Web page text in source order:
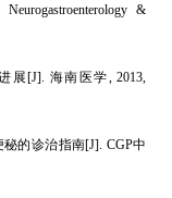
&
[J]. 海南医学, 2013,
的诊治指南[J]. CGP中